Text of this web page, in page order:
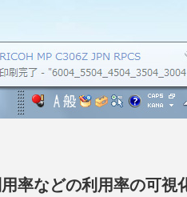
率などの利用率の可視